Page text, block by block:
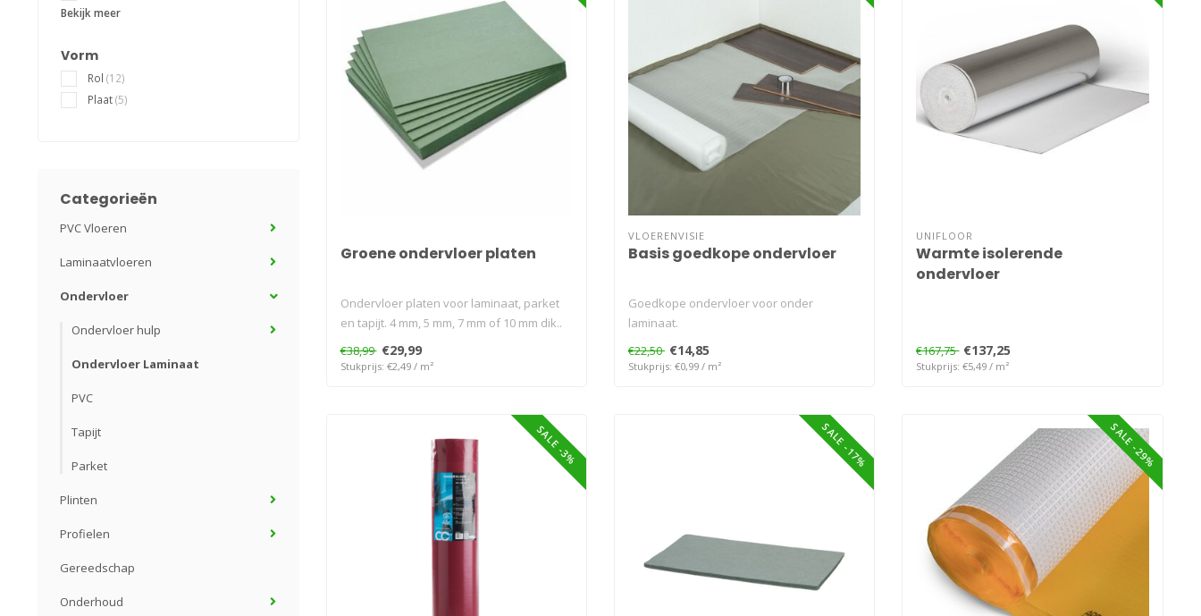
Bekijk meer
Vorm
Rol (12)
Plaat(5)
Categorieën
PVC Vloeren
Laminaatvloeren
Ondervloer
Ondervloer hulp
Ondervloer Laminaat
PVC
Tapijt
Parket
Plinten
Profielen
Gereedschap
Onderhoud
Groene ondervloer platen
Ondervloer platen voor laminaat, parket
en tapijt. 4 mm, 5 mm, 7 mm of 10 mm dik..
€38,99 €29,99
Stukprijs: €2,49 / m²
VLOERENVISIE
Basis goedkope ondervloer
Goedkope ondervloer voor onder
laminaat.
€22,50 €14,85
Stukprijs: €0,99 / m²
UNIFLOOR
Warmte isolerende
ondervloer
€167,75 €137,25
Stukprijs: €5,49 / m²
SALE -3% SALE -17% SALE -29%